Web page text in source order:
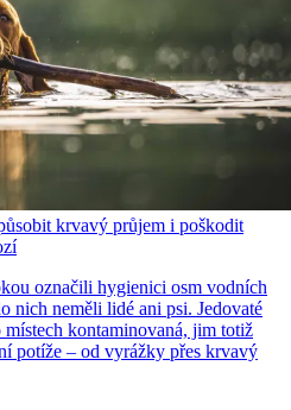
krvavý průjem i poškodit
označili hygienici osm vodních
nich neměli lidé ani psi. Jedovaté
kontaminovaná, jim totiž
potíže – od vyrážky přes krvavý